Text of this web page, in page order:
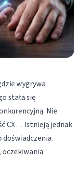
wygrywa
stała się
Nie
CX… Istnieją jednak
doświadczenia.
oczekiwania